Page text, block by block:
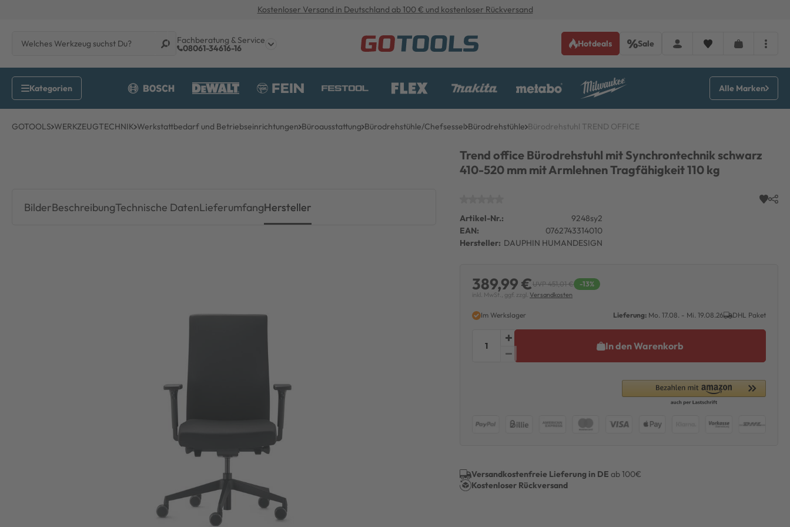
Kostenloser Versand in Deutschland ab 100 € und kostenloser Rückversand
Fachberatung & Service
08061-34616-16 Hotdeals Sale
Alle Marken
GOTOOLS WERKZEUGTECHNIK Werkstattbedarf und Betriebseinrichtungen Büroausstattung Bürodrehstühle/Chefsessel Bürodrehstühle Bürodrehstuhl TREND OFFICE
BilderBeschreibungTechnische DatenLieferumfangHersteller
Trend office Bürodrehstuhl mit Synchrontechnik schwarz
410-520 mm mit Armlehnen Tragfähigkeit 110 kg
Artikel-Nr.:
9248sy2
EAN:
0762743314010
Hersteller: DAUPHIN HUMANDESIGN
389,99 €UVP 451,01 € -13%
inkl. MwSt., ggf. zzgl. Versandkosten
Im Werkslager Lieferung: Mo. 17.08. - Mi. 19.08.26 DHL Paket
In den Warenkorb
Versandkostenfreie Lieferung in DE ab 100€
Kostenloser Rückversand